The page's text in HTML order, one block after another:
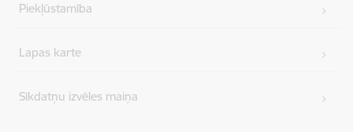
Piekļūstamība
Lapas karte
Sīkdatņu izvēles maiņa